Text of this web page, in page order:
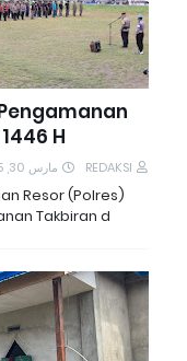
H
REDAKSI مارس 30, 2025
Resor (Polres)
Takbiran d…